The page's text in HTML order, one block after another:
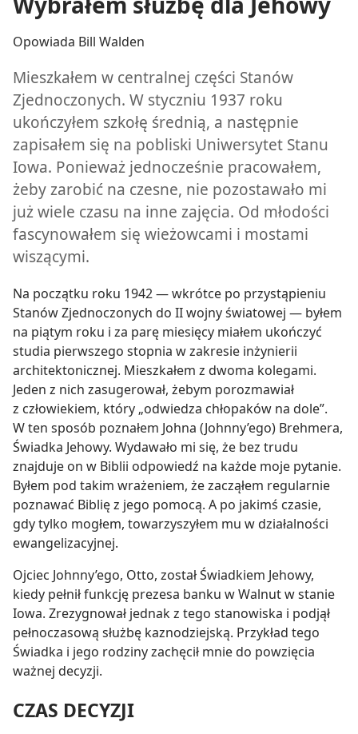
Opowiada Bill Walden
Mieszkałem w centralnej części Stanów
Zjednoczonych. W styczniu 1937 roku
ukończyłem szkołę średnią, a następnie
zapisałem się na pobliski Uniwersytet Stanu
Iowa. Ponieważ jednocześnie pracowałem,
żeby zarobić na czesne, nie pozostawało mi
już wiele czasu na inne zajęcia. Od młodości
fascynowałem się wieżowcami i mostami
wiszącymi.
Na początku roku 1942 — wkrótce po przystąpieniu
Stanów Zjednoczonych do II wojny światowej — byłem
na piątym roku i za parę miesięcy miałem ukończyć
studia pierwszego stopnia w zakresie inżynierii
architektonicznej. Mieszkałem z dwoma kolegami.
Jeden z nich zasugerował, żebym porozmawiał
z człowiekiem, który „odwiedza chłopaków na dole”.
W ten sposób poznałem Johna (Johnny’ego) Brehmera,
Świadka Jehowy. Wydawało mi się, że bez trudu
znajduje on w Biblii odpowiedź na każde moje pytanie.
Byłem pod takim wrażeniem, że zacząłem regularnie
poznawać Biblię z jego pomocą. A po jakimś czasie,
gdy tylko mogłem, towarzyszyłem mu w działalności
ewangelizacyjnej.
Ojciec Johnny’ego, Otto, został Świadkiem Jehowy,
kiedy pełnił funkcję prezesa banku w Walnut w stanie
Iowa. Zrezygnował jednak z tego stanowiska i podjął
pełnoczasową służbę kaznodziejską. Przykład tego
Świadka i jego rodziny zachęcił mnie do powzięcia
ważnej decyzji.
CZAS DECYZJI